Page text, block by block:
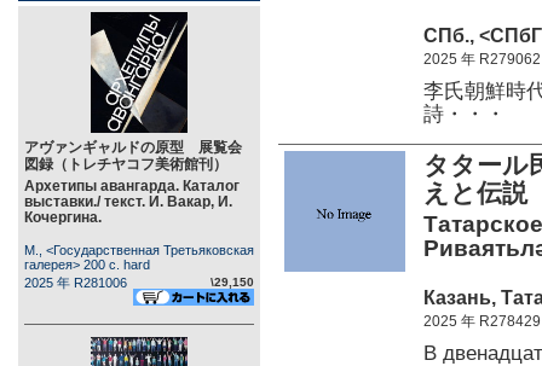
アヴァンギャルドの原型 展覧会
図録（トレチヤコフ美術館刊）
Архетипы авангарда. Каталог
выставки./ текст. И. Вакар, И.
Кочергина.
М., <Государственная Третьяковская
галерея> 200 c. hard
2025 年 R281006
\29,150
СПб.,
2025 年 R279062
李氏朝鮮時
詩・・・
タター
えと伝説
Казань,
2025 年 R278429
В